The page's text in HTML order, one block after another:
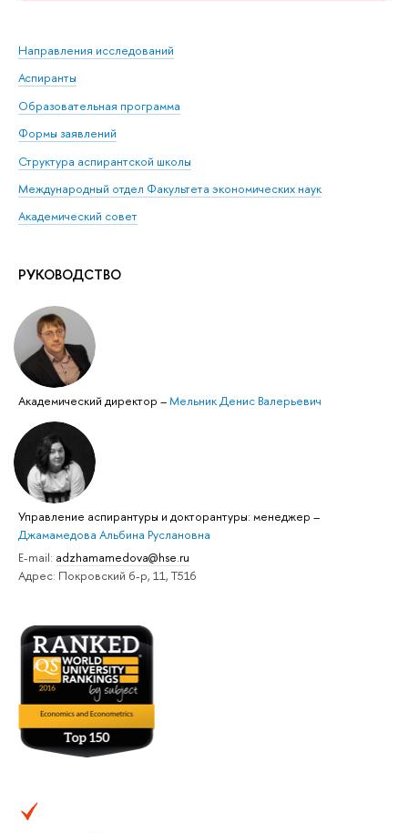
Направления исследований
Аспиранты
Образовательная программа
Формы заявлений
Структура аспирантской школы
Международный отдел Факультета экономических наук
Академический совет
РУКОВОДСТВО
Академический директор –Мельник Денис Валерьевич
Управление аспирантуры и докторантуры: менеджер –
Джамамедова Альбина Руслановна
E-mail: adzhamamedova@hse.ru
Адрес: Покровский б-р, 11, Т516